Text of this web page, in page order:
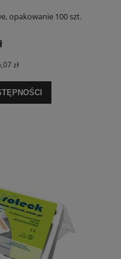
opakowanie 100 szt.
zł